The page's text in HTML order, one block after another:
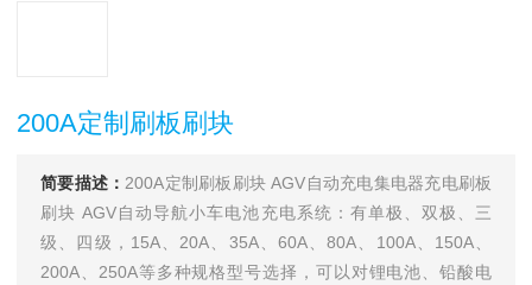
200A定制刷板刷块
简要描述： 200A定制刷板刷块 AGV自动充电集电器充电刷板
刷块 AGV自动导航小车电池充电系统：有单极、双极、三
级、四级，15A、20A、35A、60A、80A、100A、150A、
200A、250A等多种规格型号选择，可以对锂电池、铅酸电